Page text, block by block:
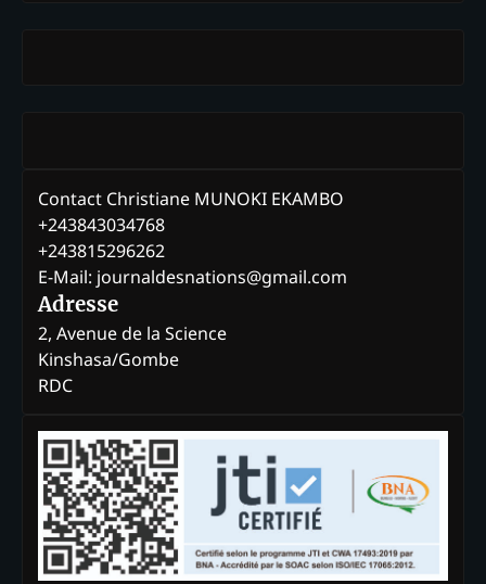
Contact Christiane MUNOKI EKAMBO
+243843034768
+243815296262
E-Mail: journaldesnations@gmail.com
Adresse
2, Avenue de la Science
Kinshasa/Gombe
RDC